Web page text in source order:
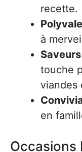
recette.
à
touche
viandes
en
Occasions